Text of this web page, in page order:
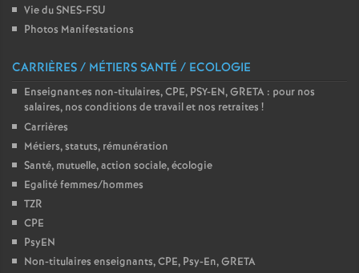
r
Vie du SNES-FSU
Photos Manifestations
CARRIÈRES / MÉTIERS SANTÉ / ECOLOGIE
Enseignant·es non-titulaires, CPE, PSY-EN, GRETA : pour nos
salaires, nos conditions de travail et nos retraites !
Carrières
Métiers, statuts, rémunération
Santé, mutuelle, action sociale, écologie
Egalité femmes/hommes
TZR
CPE
PsyEN
Non-titulaires enseignants, CPE, Psy-En, GRETA